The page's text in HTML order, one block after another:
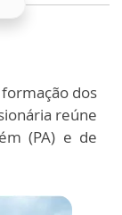
dos
reúne
(PA) e de